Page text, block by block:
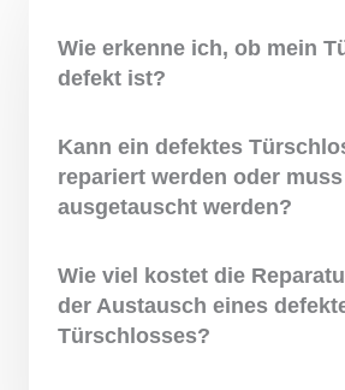
Wie erkenne ich, ob mein
defekt ist?
Kann ein defektes
repariert werden oder
ausgetauscht werden?
Wie viel kostet die
der Austausch eines
Türschlosses?